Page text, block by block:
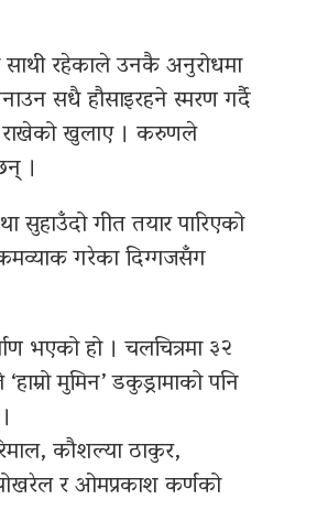
रहेकाले उनकै अनुरोधमा
सधै हौसाइरहने स्मरण गर्दै
राखेको खुलाए । करुणले
।
गीत तयार पारिएको
गरेका दिग्गजसँग
भएको हो । चलचित्रमा ३२
मुमिन’ डकुड्रामाको पनि
कौशल्या ठाकुर,
र ओमप्रकाश कर्णको